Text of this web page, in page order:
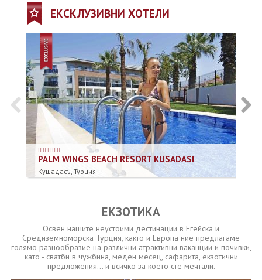
ЕКСКЛУЗИВНИ ХОТЕЛИ
PALM WINGS BEACH RESORT KUSADASI
Кушадасъ, Турция
ЕКЗОТИКА
Освен нашите неустоими дестинации в Егейска и
Средиземноморска Турция, както и Европа ние предлагаме
голямо разнообразие на различни атрактивни ваканции и почивки,
като - сватби в чужбина, меден месец, сафарита, екзотични
предложения... и всичко за което сте мечтали.